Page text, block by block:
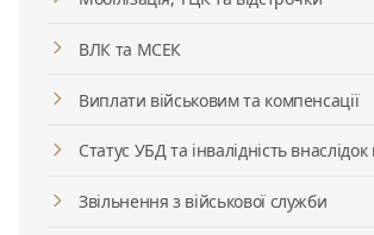
ВЛК та МСЕК
Виплати військовим та компенсації
Статус УБД та інвалідність внаслідок
Звільнення з військової служби